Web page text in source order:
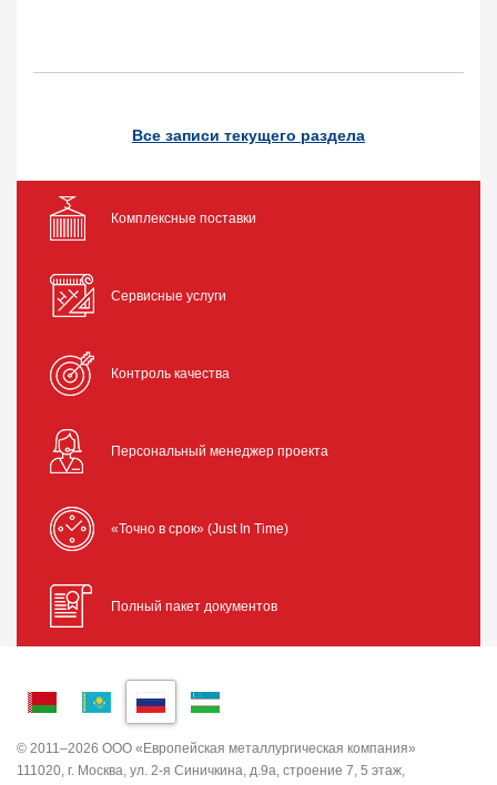
Все записи текущего раздела
Комплексные поставки
Сервисные услуги
Контроль качества
Персональный менеджер проекта
«Точно в срок» (Just In Time)
Полный пакет документов
© 2011–2026 ООО «Европейская металлургическая компания»
111020, г. Москва, ул. 2-я Синичкина, д.9а, строение 7, 5 этаж,